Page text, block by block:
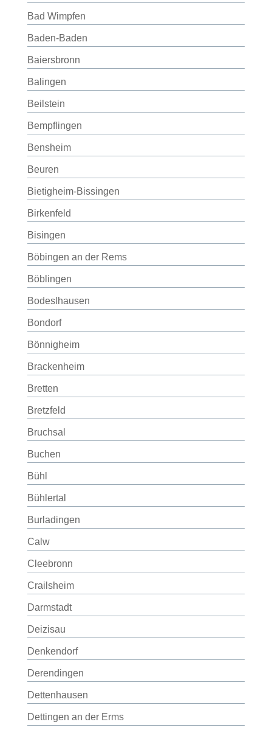
Bad Wimpfen
Baden-Baden
Baiersbronn
Balingen
Beilstein
Bempflingen
Bensheim
Beuren
Bietigheim-Bissingen
Birkenfeld
Bisingen
Böbingen an der Rems
Böblingen
Bodeslhausen
Bondorf
Bönnigheim
Brackenheim
Bretten
Bretzfeld
Bruchsal
Buchen
Bühl
Bühlertal
Burladingen
Calw
Cleebronn
Crailsheim
Darmstadt
Deizisau
Denkendorf
Derendingen
Dettenhausen
Dettingen an der Erms